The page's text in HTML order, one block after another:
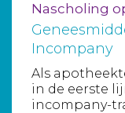
Nascholing
Incompany
Als
in de eerste
incompany-